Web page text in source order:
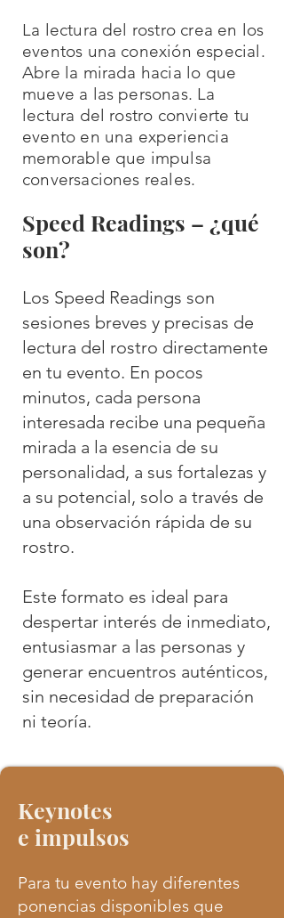
La lectura del rostro crea en los
eventos una conexión especial.
Abre la mirada hacia lo que
mueve a las personas. La
lectura del rostro convierte tu
evento en una experiencia
memorable que impulsa
conversaciones reales.
Speed Readings – ¿qué
son?
Los Speed Readings son
sesiones breves y precisas de
lectura del rostro directamente
en tu evento. En pocos
minutos, cada persona
interesada recibe una pequeña
mirada a la esencia de su
personalidad, a sus fortalezas y
a su potencial, solo a través de
una observación rápida de su
rostro.
Este formato es ideal para
despertar interés de inmediato,
entusiasmar a las personas y
generar encuentros auténticos,
sin necesidad de preparación
ni teoría.
Keynotes
e impulsos
Para tu evento hay diferentes
ponencias disponibles que